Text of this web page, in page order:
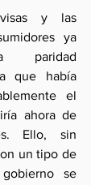
y las
ya
paridad
que había
el
ahora de
Ello, sin
un tipo de
se